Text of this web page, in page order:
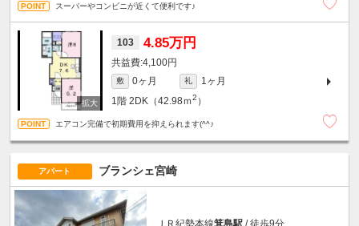
スーパーやコンビニが近くて便利です♪
103 4.85万円
4,100円
敷 0ヶ月 礼
1ヶ月
1階 2DK（42.98ｍ2 ）
エアコン完備で初期費用を抑えられます(^^♪
アパート ブランシェ宮崎
ＪＲ紀勢本線箕島駅 / 徒歩9分